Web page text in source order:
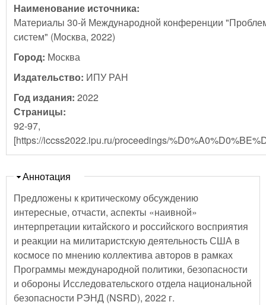
Наименование источника:
Материалы 30-й Международной конференции
систем" (Москва, 2022)
Город: Москва
Издательство: ИПУ РАН
Год издания: 2022
Страницы:
92-97,
[https://iccss2022.ipu.ru/proceedings/
Скрыть
Аннотация
Предложены к критическому обсуждению
интересные, отчасти, аспекты «наивной»
интерпретации китайского и российского восприятия
и реакции на милитаристскую деятельность США в
космосе по мнению коллектива авторов в рамках
Программы международной политики, безопасности
и обороны Исследовательского отдела национальной
безопасности РЭНД (NSRD), 2022 г.